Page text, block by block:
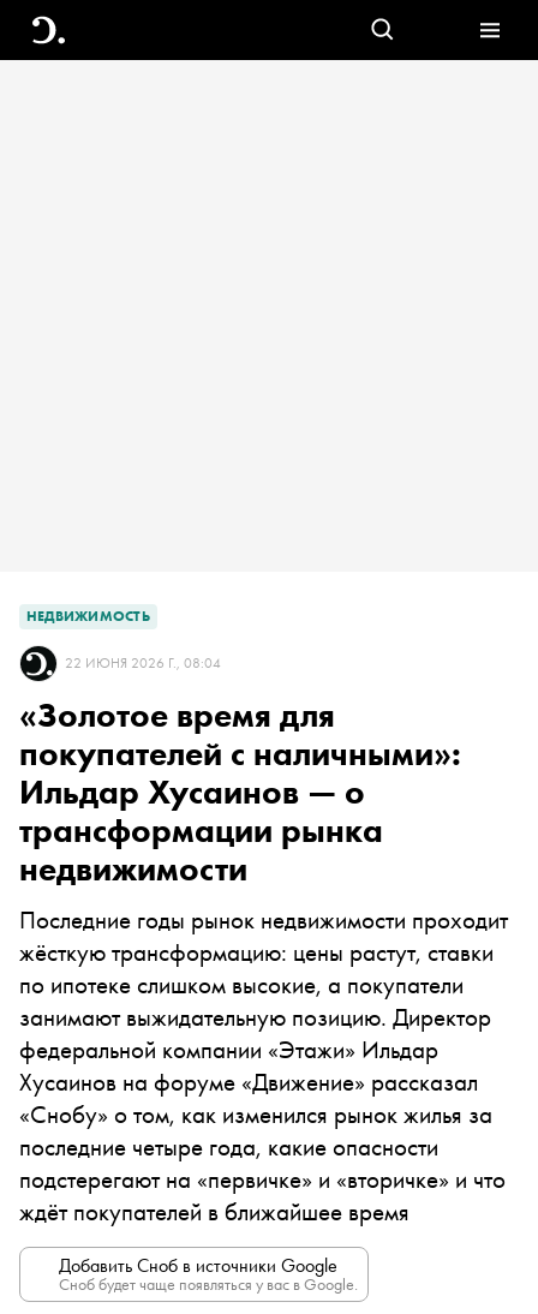
НЕДВИЖИМОСТЬ
22 ИЮНЯ 2026 Г., 08:04
«Золотое время для
покупателей с наличными»:
Ильдар Хусаинов — о
трансформации рынка
недвижимости
Последние годы рынок недвижимости проходит
жёсткую трансформацию: цены растут, ставки
по ипотеке слишком высокие, а покупатели
занимают выжидательную позицию. Директор
федеральной компании «Этажи» Ильдар
Хусаинов на форуме «Движение» рассказал
«Снобу» о том, как изменился рынок жилья за
последние четыре года, какие опасности
подстерегают на «первичке» и «вторичке» и что
ждёт покупателей в ближайшее время
Добавить Сноб в источники Google
Сноб будет чаще появляться у вас в Google.